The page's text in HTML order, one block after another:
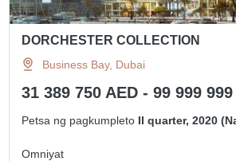
DORCHESTER COLLECTION
Business Bay, Dubai
31 389 750 AED - 99 999 999
Petsa ng pagkumpleto II quarter, 2020
Omniyat